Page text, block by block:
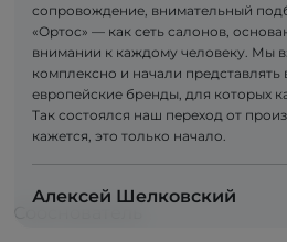
сопровождение, внимательный
«Ортос» — как сеть салонов,
внимании к каждому человеку. Мы
комплексно и начали представлять
европейские бренды, для которых
Так состоялся наш переход от
кажется, это только начало.
Алексей Шелковский